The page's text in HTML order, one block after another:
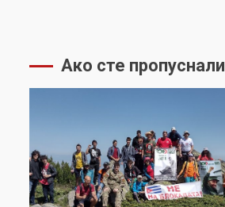
Ако сте пропуснали